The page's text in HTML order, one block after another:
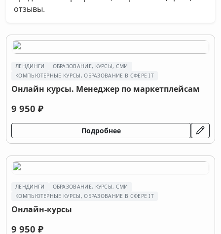
отзывы.
ЛЕНДИНГИ
ОБРАЗОВАНИЕ, КУРСЫ, СМИ
КОМПЬЮТЕРНЫЕ КУРСЫ, ОБРАЗОВАНИЕ В СФЕРЕ IT
Онлайн курсы. Менеджер по маркетплейсам
9 950 ₽
Подробнее
ЛЕНДИНГИ
ОБРАЗОВАНИЕ, КУРСЫ, СМИ
КОМПЬЮТЕРНЫЕ КУРСЫ, ОБРАЗОВАНИЕ В СФЕРЕ IT
Онлайн-курсы
9 950 ₽